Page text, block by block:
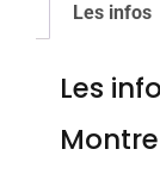
Les infos
Les